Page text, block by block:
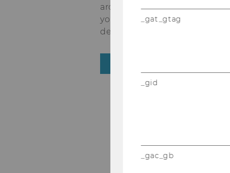
arch and tea­ching. What are
your ad­van­ta­ges as a WU stu­
dent?
_gat_gtag
_gid
_gac_gb